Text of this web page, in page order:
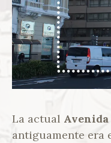
La actual
antiguamente era